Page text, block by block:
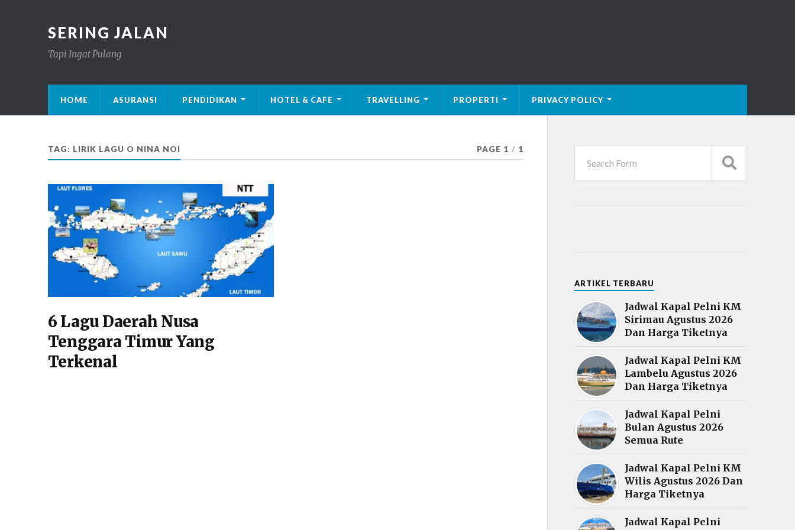
SERING JALAN
Tapi Ingat Pulang
HOME ASURANSI PENDIDIKAN HOTEL & CAFE TRAVELLING PROPERTI PRIVACY POLICY
TAG: LIRIK LAGU O NINA NOI PAGE 1 / 1
6 Lagu Daerah Nusa
Tenggara Timur Yang
Terkenal
ARTIKEL TERBARU
Jadwal Kapal Pelni KM
Sirimau Agustus 2026
Dan Harga Tiketnya
Jadwal Kapal Pelni KM
Lambelu Agustus 2026
Dan Harga Tiketnya
Jadwal Kapal Pelni
Bulan Agustus 2026
Semua Rute
Jadwal Kapal Pelni KM
Wilis Agustus 2026 Dan
Harga Tiketnya
Jadwal Kapal Pelni